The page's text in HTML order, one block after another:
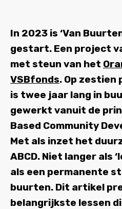
In 2023 is ‘Van
gestart. Een project
met steun van het
VSBfonds. Op zestien
is twee jaar lang in
gewerkt vanuit de
Based Community
Met als inzet het
ABCD. Niet langer als
als een permanente
buurten. Dit artikel
belangrijkste lessen